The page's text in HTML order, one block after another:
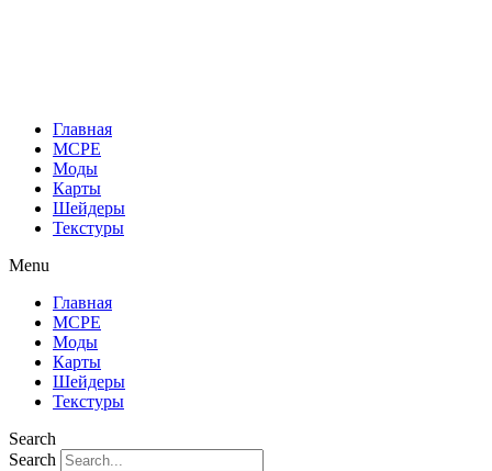
Главная
MCPE
Моды
Карты
Шейдеры
Текстуры
Menu
Главная
MCPE
Моды
Карты
Шейдеры
Текстуры
Search
Search